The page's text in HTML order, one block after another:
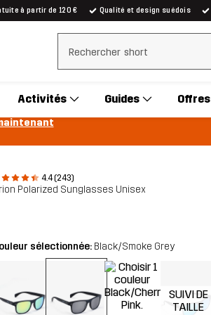
à partir de 120 € Qualité et design suédois
Effacer la recherche
Activités Guides Offres
4.4 (243)
Polarized Sunglasses Unisex
sélectionnée: Black/Smoke Grey
SUIVI DE
TAILLE